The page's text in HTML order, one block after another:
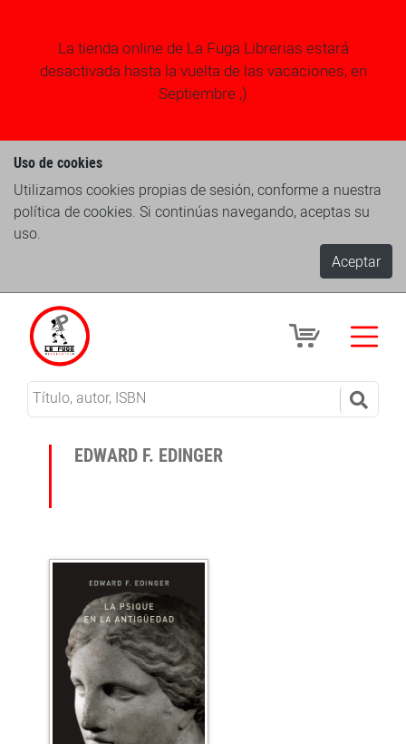
La tienda online de La Fuga Librerias estará
desactivada hasta la vuelta de las vacaciones, en
Septiembre ;)
Uso de cookies
Utilizamos cookies propias de sesión, conforme a nuestra
política de cookies. Si continúas navegando, aceptas su
uso.
Aceptar
EDWARD F. EDINGER